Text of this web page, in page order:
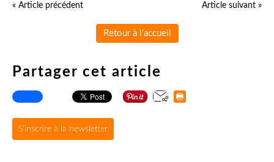
« Article précédent Article suivant »
Retour à l'accueil
Partager cet article
S'inscrire à la newsletter